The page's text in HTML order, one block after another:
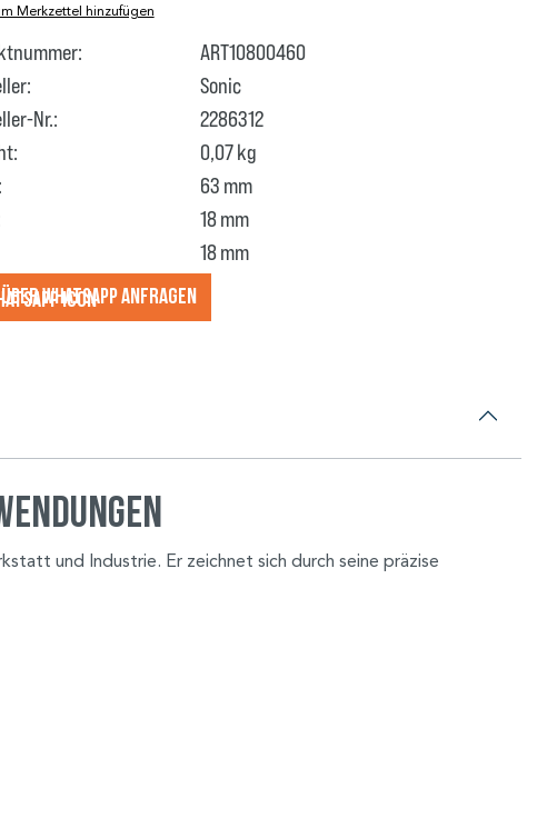
Merkzettel hinzufügen
ART10800460
Sonic
Nr.:
2286312
0,07 kg
63 mm
18 mm
18 mm
Über WhatsApp anfragеn
und Industrie. Er zeichnet sich durch seine präzise